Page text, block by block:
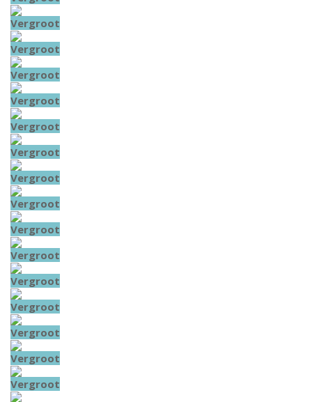
Vergroot
Vergroot
Vergroot
Vergroot
Vergroot
Vergroot
Vergroot
Vergroot
Vergroot
Vergroot
Vergroot
Vergroot
Vergroot
Vergroot
Vergroot